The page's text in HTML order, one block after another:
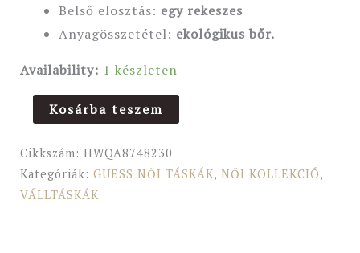
Belső elosztás: egy rekeszes
Anyagösszetétel: ekológikus bőr.
Availability: 1 készleten
Kosárba teszem
Cikkszám: HWQA8748230
Kategóriák: GUESS NŐI TÁSKÁK, NŐI KOLLEKCIÓ,
VÁLLTÁSKÁK